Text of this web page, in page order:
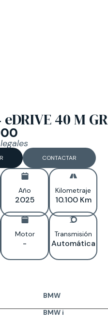
40 M
CONTACTAR
Año
2025
Kilometraje
10.100 Km
Motor
-
Transmisión
Automática
BMW
BMW i